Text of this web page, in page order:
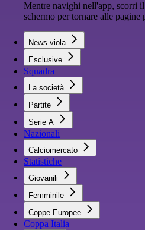
Mentre navighi nell'app, scorri
schermo per tornare alle pagine
News viola
Esclusive
Squadra
La società
Partite
Serie A
Nazionali
Calciomercato
Statistiche
Giovanili
Femminile
Coppe Europee
Coppa Italia